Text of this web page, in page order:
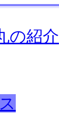
の紹介